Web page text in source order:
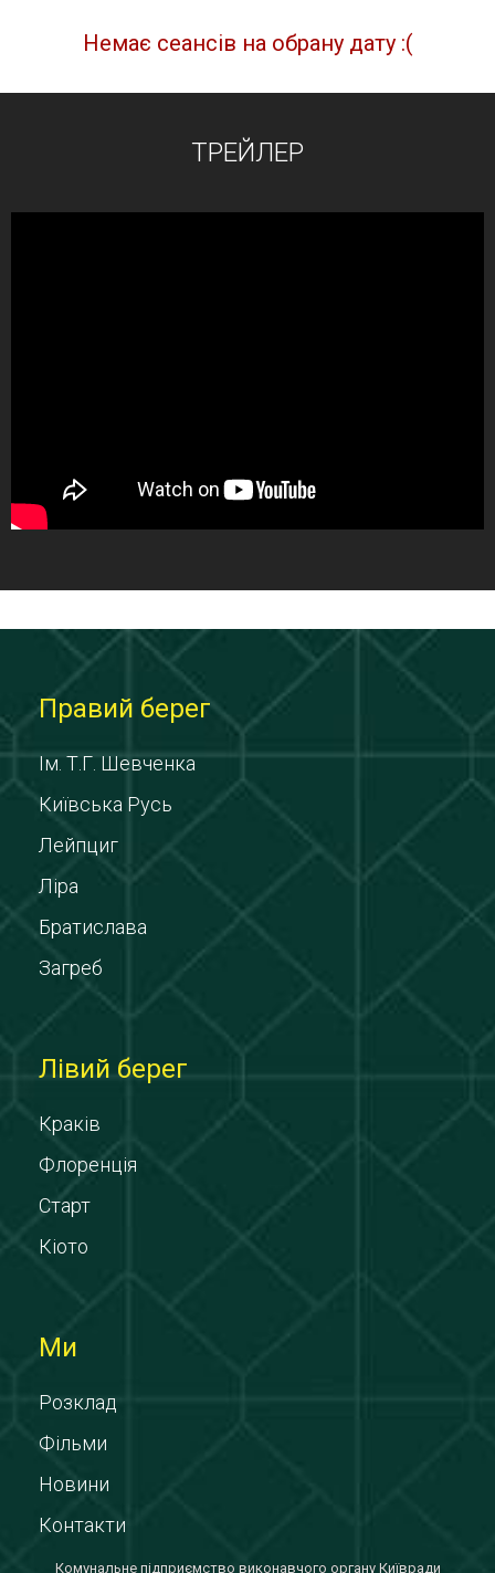
Немає сеансів на обрану дату :(
ТРЕЙЛЕР
Правий берег
Ім. Т.Г. Шевченка
Київська Русь
Лейпциг
Ліра
Братислава
Загреб
Лівий берег
Краків
Флоренція
Старт
Кіото
Ми
Розклад
Фільми
Новини
Контакти
Комунальне підприємство виконавчого органу Київради